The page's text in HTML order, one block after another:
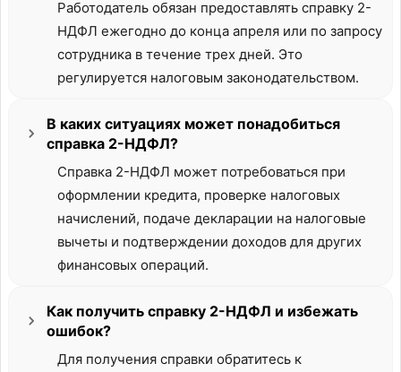
Работодатель обязан предоставлять справку 2-
НДФЛ ежегодно до конца апреля или по запросу
сотрудника в течение трех дней. Это
регулируется налоговым законодательством.
В каких ситуациях может понадобиться
справка 2-НДФЛ?
Справка 2-НДФЛ может потребоваться при
оформлении кредита, проверке налоговых
начислений, подаче декларации на налоговые
вычеты и подтверждении доходов для других
финансовых операций.
Как получить справку 2-НДФЛ и избежать
ошибок?
Для получения справки обратитесь к